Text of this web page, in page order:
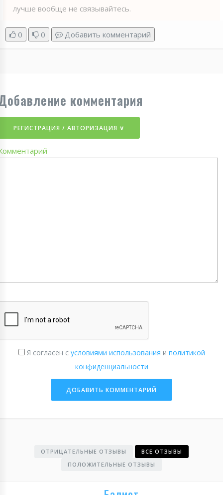
лучше вообще не связывайтесь.
0 0 Добавить комментарий
комментария
РЕГИСТРАЦИЯ / АВТОРИЗАЦИЯ ∨
Я согласен с условиями использования и политикой
конфиденциальности
ОТРИЦАТЕЛЬНЫЕ ОТЗЫВЫ
ВСЕ ОТЗЫВЫ
ПОЛОЖИТЕЛЬНЫЕ ОТЗЫВЫ